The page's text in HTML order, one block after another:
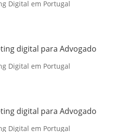
Digital em Portugal
digital para Advogado
Digital em Portugal
digital para Advogado
Digital em Portugal